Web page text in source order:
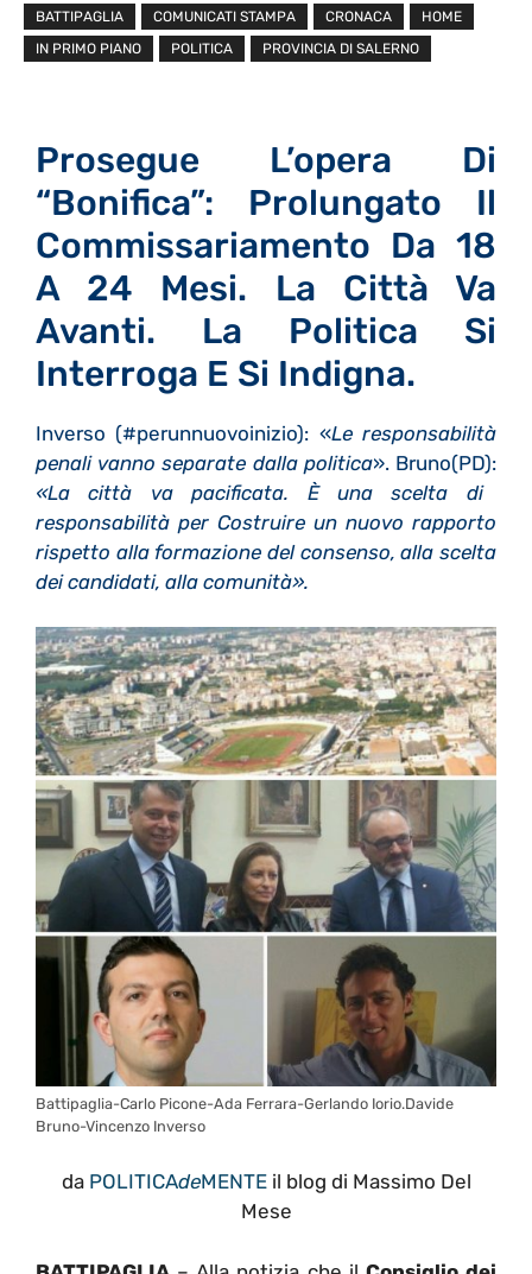
BATTIPAGLIA COMUNICATI STAMPA CRONACA
HOME
IN PRIMO PIANO
POLITICA PROVINCIA DI SALERNO
Prosegue L’opera Di
“bonifica”: Prolungato Il
Commissariamento Da 18
A 24 Mesi. La Città Va
Avanti. La Politica Si
Interroga E Si Indigna.
Inverso (#perunnuovoinizio): «Le responsabilità
penali vanno separate dalla politica». Bruno(PD):
«La città va pacificata. È una scelta di
responsabilità per Costruire un nuovo rapporto
rispetto alla formazione del consenso, alla scelta
dei candidati, alla comunità».
Battipaglia-Carlo Picone-Ada Ferrara-Gerlando Iorio.Davide
Bruno-Vincenzo Inverso
da POLITICAdeMENTEil blog di Massimo Del
Mese